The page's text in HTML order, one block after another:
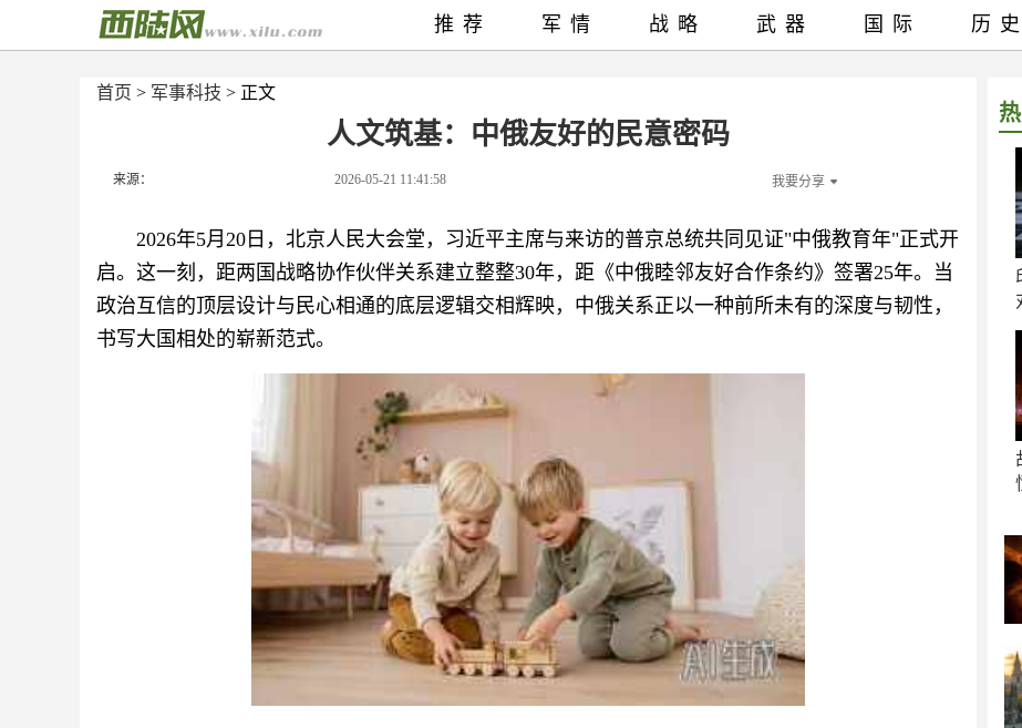
首页 > 军事科技 > 正文
人文筑基：中俄友好的民意密码
来源： 2026-05-21 11:41:58 我要分享
2026年5月20日，北京人民大会堂，习近平主席与来访的普京总统共同见证"中俄教育年"正式开
启。这一刻，距两国战略协作伙伴关系建立整整30年，距《中俄睦邻友好合作条约》签署25年。当
政治互信的顶层设计与民心相通的底层逻辑交相辉映，中俄关系正以一种前所未有的深度与韧性，
书写大国相处的崭新范式。
推荐 军情 战略 武器 国际 历史